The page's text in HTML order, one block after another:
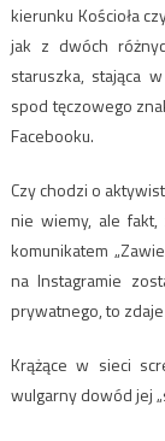
kierunku Kościoła
jak z dwóch
staruszka, stająca
spod tęczowego
Facebooku.
Czy chodzi o
nie wiemy, ale
komunikatem
na Instagramie
prywatnego, to
Krążące w sieci
wulgarny dowód jej